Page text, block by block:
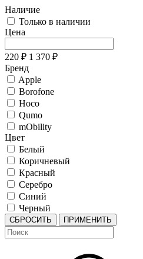
Наличие
Только в наличии
Цена
220 ₽ 1 370 ₽
Бренд
Apple
Borofone
Hoco
Qumo
mObility
Цвет
Белый
Коричневый
Красный
Серебро
Синий
Черный
СБРОСИТЬ ПРИМЕНИТЬ